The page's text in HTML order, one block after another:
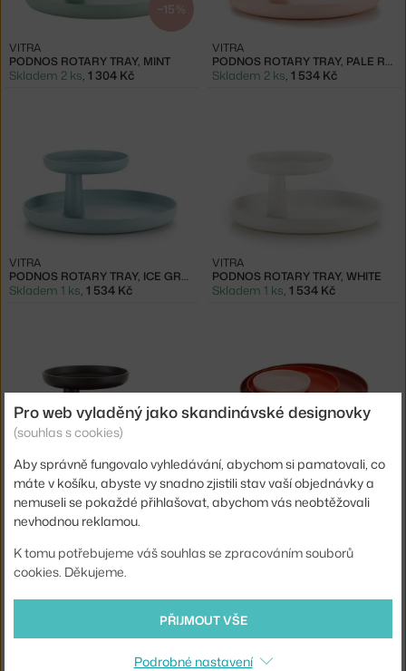
−15 %
PODNOS ROTARY TRAY, MINT
VITRA
Skladem 2 ks, 1 304 Kč
PODNOS ROTARY TRAY, PALE ROSE
VITRA
Skladem 2 ks, 1 534 Kč
PODNOS ROTARY TRAY, ICE GREY
VITRA
Skladem 1 ks, 1 534 Kč
PODNOS ROTARY TRAY, WHITE
VITRA
Skladem 1 ks, 1 534 Kč
PODNOS ROTARY TRAY, DEEP BLACK
VITRA
Skladem 1 ks, 1 534 Kč
TÁCY TRAYS, RED
VITRA
3 - 5 týdnů,3 094 Kč
Pro web vyladěný jako skandinávské designovky
(souhlas s cookies)
Aby správně fungovalo vyhledávání, abychom si pamatovali, co
máte v košíku, abyste vy snadno zjistili stav vaší objednávky a
nemuseli se pokaždé přihlašovat, abychom vás neobtěžovali
nevhodnou reklamou.
K tomu potřebujeme váš souhlas se zpracováním souborů
cookies. Děkujeme.
PŘIJMOUT VŠE
Podrobné nastavení